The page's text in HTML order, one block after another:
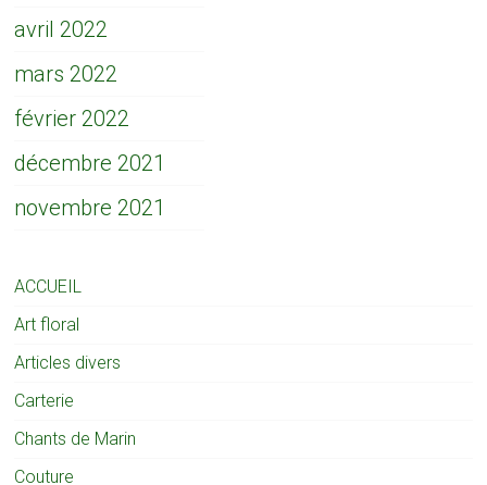
avril 2022
mars 2022
février 2022
décembre 2021
novembre 2021
ACCUEIL
Art floral
Articles divers
Carterie
Chants de Marin
Couture